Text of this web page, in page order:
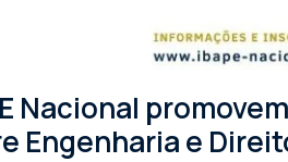
Nacional
Engenharia e